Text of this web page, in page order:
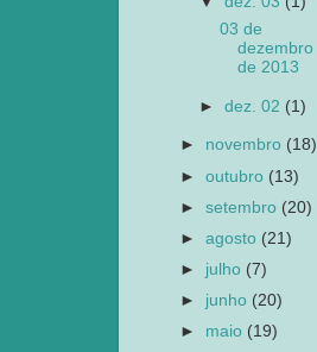
03 de
dezembro
de 2013
►dez. 02 (1)
► novembro (18)
►outubro (13)
►setembro (20)
►agosto (21)
► julho (7)
► junho (20)
► maio (19)